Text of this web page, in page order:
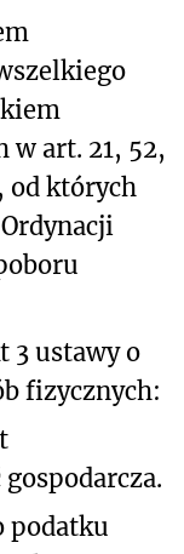
w art. 21, 52,
od których
3 ustawy o
fizycznych:
podatku